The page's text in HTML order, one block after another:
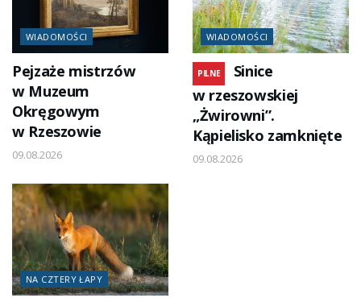
WIADOMOŚCI
Pejzaże mistrzów
w Muzeum
Okręgowym
w Rzeszowie
09.08.2026
WIADOMOŚCI
PILNE
Sinice
w rzeszowskiej
„Żwirowni”.
Kąpielisko zamknięte
09.08.2026
NA CZTERY ŁAPY